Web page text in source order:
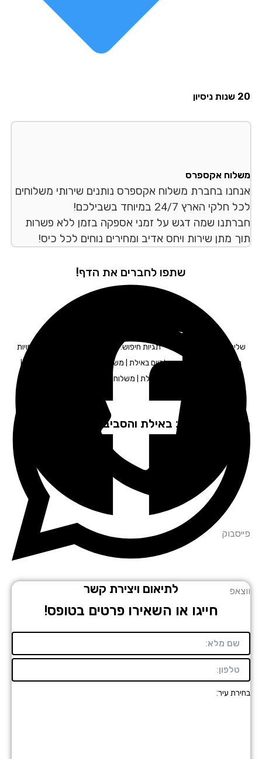
אקספרס
בחברת משלוח אקספרס נותנים שירותי משלוחים
הארץ 24/7 במיוחד בשבילכם!
שמה דגש על זמני אספקה בזמן ללא פשרות
מתן שירות ויחס אדיב ומחירים נוחים לכל כיס!
שתפו לחברים את הדף!
לעסקים באילת – תגיות חיפוש: חברת משלוחים באילת | שליחויות
באילת | שליחויות מהיום להיום באילת | משלוחים מעכשיו לעכשיו באילת |
שליחות משפטית באילת | משלוחן באילת | שליח באילת
שירות: באילת והסביבה
לתיאום ויצירת קשר
חייגו או השאירו פרטים בטופס!
עיר: